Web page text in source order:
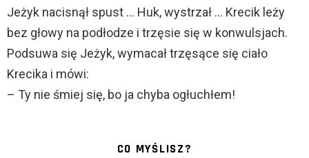
Jeżyk nacisnął spust … Huk, wystrzał … Krecik leży
bez głowy na podłodze i trzęsie się w konwulsjach.
Podsuwa się Jeżyk, wymacał trzęsące się ciało
Krecika i mówi:
– Ty nie śmiej się, bo ja chyba ogłuchłem!
CO MYŚLISZ?